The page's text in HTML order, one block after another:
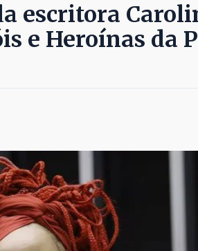
escritora
e Heroínas da